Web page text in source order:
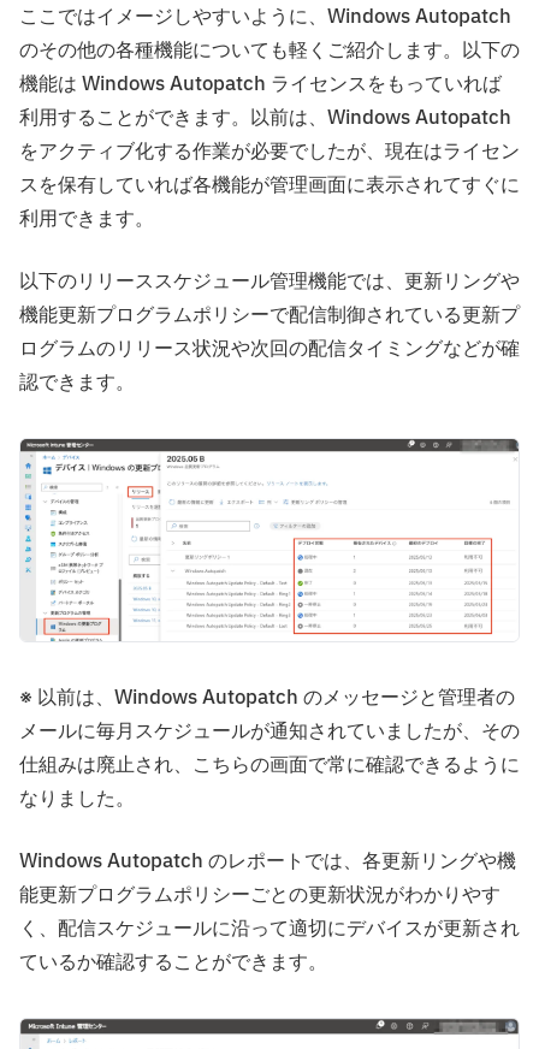
ここではイメージしやすいように、Windows Autopatch
のその他の各種機能についても軽くご紹介します。以下の
機能は Windows Autopatch ライセンスをもっていれば
利用することができます。以前は、Windows Autopatch
をアクティブ化する作業が必要でしたが、現在はライセン
スを保有していれば各機能が管理画面に表示されてすぐに
利用できます。
以下のリリーススケジュール管理機能では、更新リングや
機能更新プログラムポリシーで配信制御されている更新プ
ログラムのリリース状況や次回の配信タイミングなどが確
認できます。
※ 以前は、Windows Autopatch のメッセージと管理者の
メールに毎月スケジュールが通知されていましたが、その
仕組みは廃止され、こちらの画面で常に確認できるように
なりました。
Windows Autopatch のレポートでは、各更新リングや機
能更新プログラムポリシーごとの更新状況がわかりやす
く、配信スケジュールに沿って適切にデバイスが更新され
ているか確認することができます。